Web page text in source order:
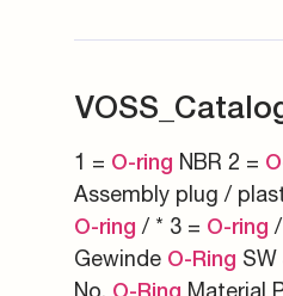
1 = O-ring NBR 2 =
Assembly plug /
O-ring / * 3 = O-ring
Gewinde O-Ring SW
No. O-Ring Material